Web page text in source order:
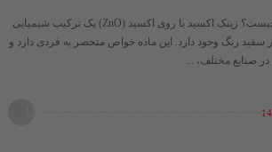
زینک اکسید (روی اکسید ) چیست؟ زینک اکسید یا روی اکسید (ZnO) یک ترکیب شیمیایی
رنگ وجود دارد. این ماده خواص منحصر به فردی دارد و
در صنایع مختلف، ...